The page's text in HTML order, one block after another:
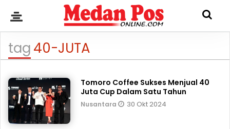
tag40-JUTA
Tomoro Coffee Sukses Menjual 40
Juta Cup Dalam Satu Tahun
Nusantara 30 Okt 2024